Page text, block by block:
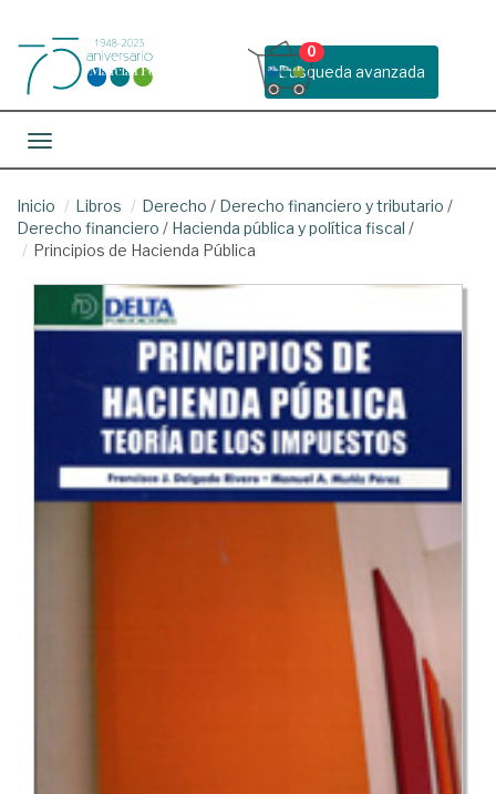
Busqueda avanzada
0
Toggle navigation
Inicio Libros Derecho / Derecho financiero y tributario /
Derecho financiero / Hacienda pública y política fiscal /
Principios de Hacienda Pública